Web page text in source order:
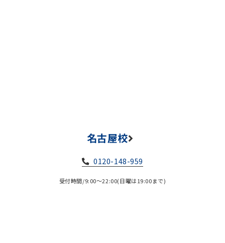
名古屋校
0120-148-959
受付時間/9:00～22:00(日曜は19:00まで)